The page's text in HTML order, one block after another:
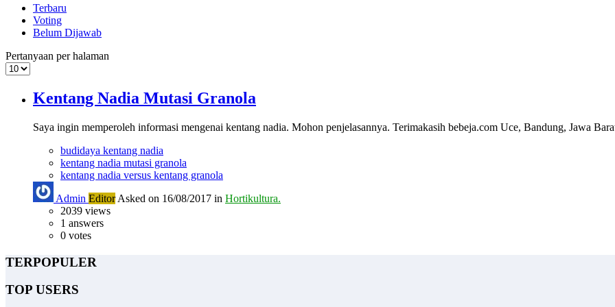
Terbaru
Voting
Belum Dijawab
Pertanyaan per halaman
Kentang Nadia Mutasi Granola
Saya ingin memperoleh informasi mengenai kentang nadia. Mohon penjelasannya. Terimakasih bebeja.com Uce, Bandung, Jawa
budidaya kentang nadia
kentang nadia mutasi granola
kentang nadia versus kentang granola
Admin Editor Asked on 16/08/2017 in Hortikultura.
2039 views
1 answers
0 votes
TERPOPULER
TOP USERS